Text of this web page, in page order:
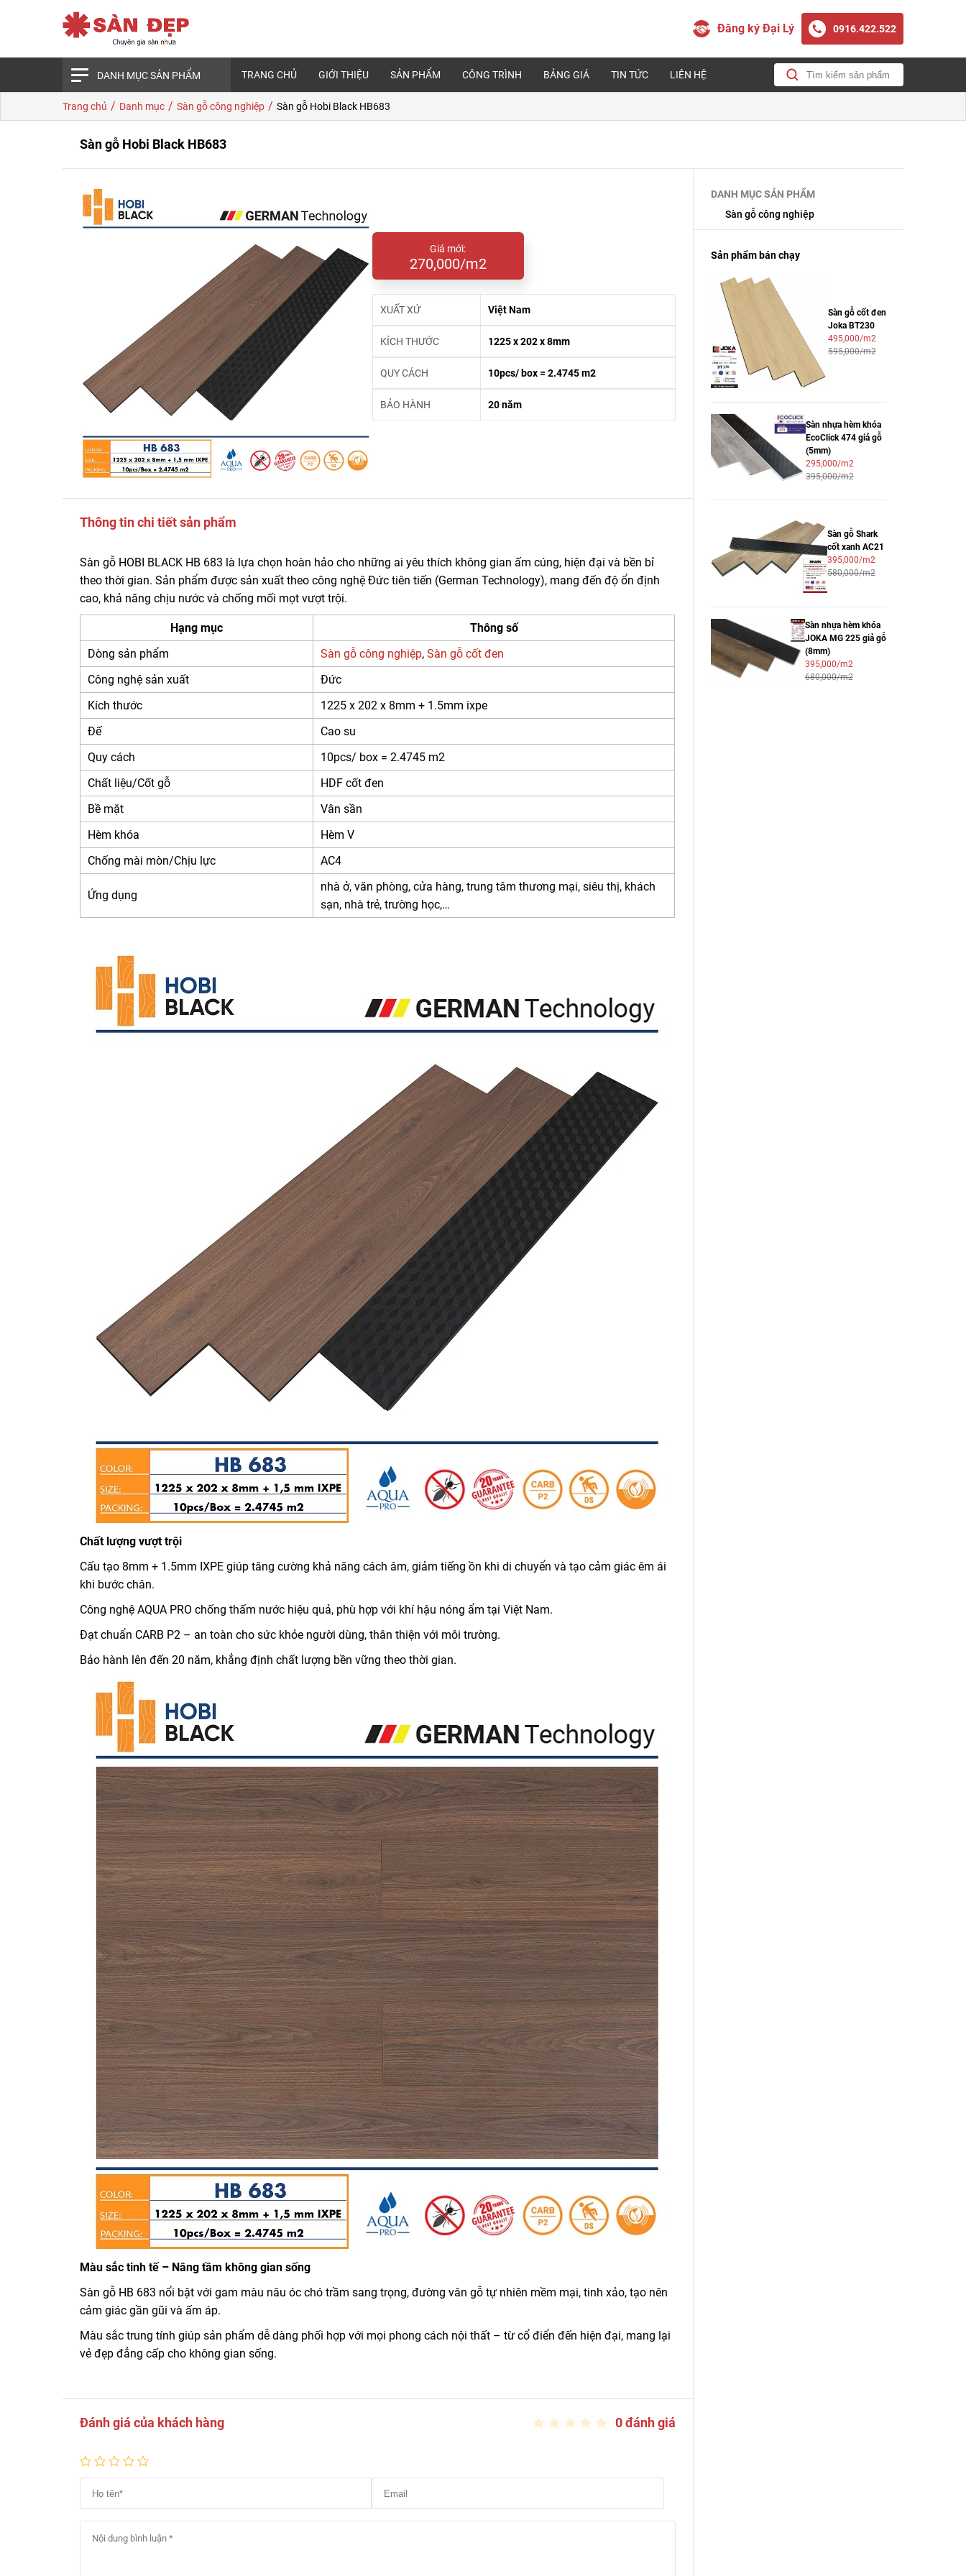
Đăng ký Đại Lý 0916.422.522
DANH MỤC SẢN PHẨM TRANG CHỦ GIỚI THIỆU SẢN PHẨM CÔNG TRÌNH BẢNG GIÁ TIN TỨC LIÊN HỆ
Trang chủ / Danh mục / Sàn gỗ công nghiệp / Sàn gỗ Hobi Black HB683
Sàn gỗ Hobi Black HB683
Giá mới:
270,000/m2
XUẤT XỨ Việt Nam
KÍCH THƯỚC 1225 x 202 x 8mm
QUY CÁCH 10pcs/ box = 2.4745 m2
BẢO HÀNH 20 năm
Thông tin chi tiết sản phẩm
Sàn gỗ HOBI BLACK HB 683 là lựa chọn hoàn hảo cho những ai yêu thích không gian ấm cúng, hiện đại và bền bỉ
theo thời gian. Sản phẩm được sản xuất theo công nghệ Đức tiên tiến (German Technology), mang đến độ ổn định
cao, khả năng chịu nước và chống mối mọt vượt trội.
Hạng mục
Thông số
Dòng sản phẩm
Sàn gỗ công nghiệp, Sàn gỗ cốt đen
Công nghệ sản xuất
Đức
Kích thước
1225 x 202 x 8mm + 1.5mm ixpe
Đế
Cao su
Quy cách
10pcs/ box = 2.4745 m2
Chất liệu/Cốt gỗ
HDF cốt đen
Bề mặt
Vân sần
Hèm khóa
Hèm V
Chống mài mòn/Chịu lực
AC4
Ứng dụng
nhà ở, văn phòng, cửa hàng, trung tâm thương mại, siêu thị, khách
sạn, nhà trẻ, trường học,…
Chất lượng vượt trội
Cấu tạo 8mm + 1.5mm IXPE giúp tăng cường khả năng cách âm, giảm tiếng ồn khi di chuyển và tạo cảm giác êm ái
khi bước chân.
Công nghệ AQUA PRO chống thấm nước hiệu quả, phù hợp với khí hậu nóng ẩm tại Việt Nam.
Đạt chuẩn CARB P2 – an toàn cho sức khỏe người dùng, thân thiện với môi trường.
Bảo hành lên đến 20 năm, khẳng định chất lượng bền vững theo thời gian.
Màu sắc tinh tế – Nâng tầm không gian sống
Sàn gỗ HB 683 nổi bật với gam màu nâu óc chó trầm sang trọng, đường vân gỗ tự nhiên mềm mại, tinh xảo, tạo nên
cảm giác gần gũi và ấm áp.
Màu sắc trung tính giúp sản phẩm dễ dàng phối hợp với mọi phong cách nội thất – từ cổ điển đến hiện đại, mang lại
vẻ đẹp đẳng cấp cho không gian sống.
Đánh giá của khách hàng 0 đánh giá
DANH MỤC SẢN PHẨM
Sàn gỗ công nghiệp
Sản phẩm bán chạy
Sàn gỗ cốt đen
Joka BT230
495,000/m2
595,000/m2
Sàn nhựa hèm khóa
EcoClick 474 giả gỗ
(5mm)
295,000/m2
395,000/m2
Sàn gỗ Shark
cốt xanh AC21
395,000/m2
580,000/m2
Sàn nhựa hèm khóa
JOKA MG 225 giả gỗ
(8mm)
395,000/m2
680,000/m2